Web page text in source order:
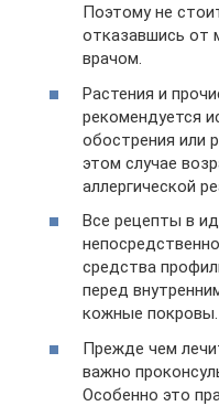
Поэтому не
отказавшись от
врачом.
Растения и
рекомендуется
обострения или
этом случае
аллергической
Все рецепты в
средства
перед
кожные покровы.
Прежде чем
важно
Особенно это